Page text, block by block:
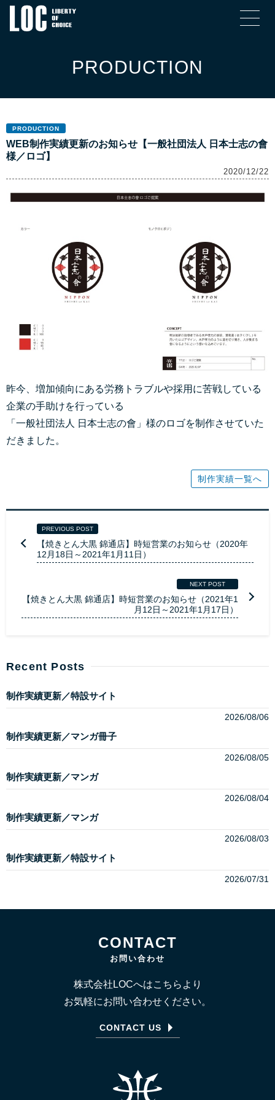
PRODUCTION
PRODUCTION
WEB制作実績更新のお知らせ【一般社団法人 日本士志の會
様／ロゴ】
2020/12/22
昨今、増加傾向にある労務トラブルや採用に苦戦している
企業の手助けを行っている
「一般社団法人 日本士志の會」様のロゴを制作させていた
だきました。
制作実績一覧へ
PREVIOUS POST
【焼きとん大黒 錦通店】時短営業のお知らせ（2020年
12月18日～2021年1月11日）
NEXT POST
【焼きとん大黒 錦通店】時短営業のお知らせ（2021年1
月12日～2021年1月17日）
Recent Posts
制作実績更新／特設サイト
2026/08/06
制作実績更新／マンガ冊子
2026/08/05
制作実績更新／マンガ
2026/08/04
制作実績更新／マンガ
2026/08/03
制作実績更新／特設サイト
2026/07/31
CONTACT
お問い合わせ
株式会社LOCへはこちらより
お気軽にお問い合わせください。
CONTACT US